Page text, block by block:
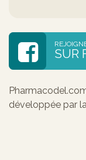
SUR
développée par